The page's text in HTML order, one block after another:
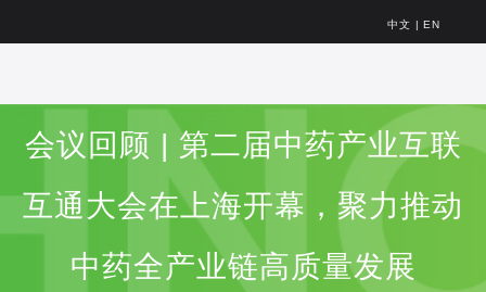
中文 | EN
会议回顾 | 第二届中药产业互联
互通大会在上海开幕，聚力推动
中药全产业链高质量发展